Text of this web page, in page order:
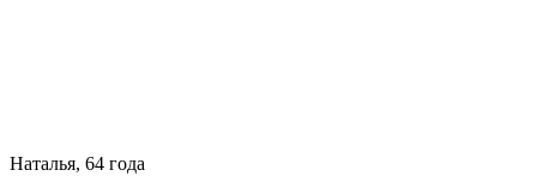
Наталья, 64 года